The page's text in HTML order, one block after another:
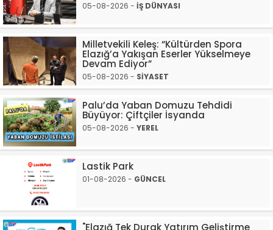
05-08-2026 - İŞ DÜNYASI
Milletvekili Keleş: “Kültürden Spora
Elazığ’a Yakışan Eserler Yükselmeye
Devam Ediyor”
05-08-2026 - SİYASET
Palu’da Yaban Domuzu Tehdidi
Büyüyor: Çiftçiler İsyanda
05-08-2026 - YEREL
Lastik Park
01-08-2026 - GÜNCEL
"Elazığ Tek Durak Yatırım Geliştirme